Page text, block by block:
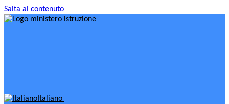
Salta al contenuto
Italiano